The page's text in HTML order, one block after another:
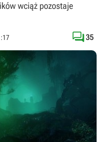
wciąż pozostaje
35